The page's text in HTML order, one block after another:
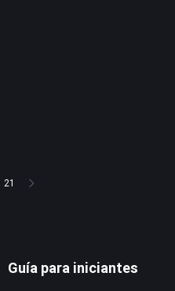
21
Guía para iniciantes